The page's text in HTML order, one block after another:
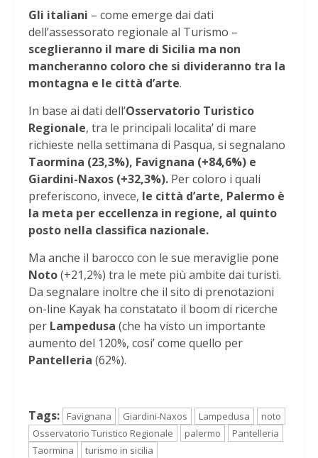
Gli italiani – come emerge dai dati
dell’assessorato regionale al Turismo –
sceglieranno il mare di Sicilia ma non
mancheranno coloro che si divideranno tra la
montagna e le città d’arte.
In base ai dati dell’Osservatorio Turistico
Regionale, tra le principali localita’ di mare
richieste nella settimana di Pasqua, si segnalano
Taormina (23,3%), Favignana (+84,6%) e
Giardini-Naxos (+32,3%). Per coloro i quali
preferiscono, invece, le città d’arte, Palermo è
la meta per eccellenza in regione, al quinto
posto nella classifica nazionale.
Ma anche il barocco con le sue meraviglie pone
Noto(+21,2%) tra le mete più ambite dai turisti.
Da segnalare inoltre che il sito di prenotazioni
on-line Kayak ha constatato il boom di ricerche
per Lampedusa (che ha visto un importante
aumento del 120%, cosi’ come quello per
Pantelleria (62%).
Tags: Favignana Giardini-Naxos Lampedusa
noto
Osservatorio Turistico Regionale
palermo
Pantelleria
Taormina
turismo in sicilia